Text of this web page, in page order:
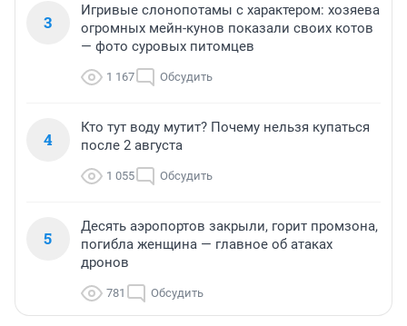
3
Игривые слонопотамы с характером: хозяева
огромных мейн-кунов показали своих котов
— фото суровых питомцев
1 167 Обсудить
4
Кто тут воду мутит? Почему нельзя купаться
после 2 августа
1 055 Обсудить
5
Десять аэропортов закрыли, горит промзона,
погибла женщина — главное об атаках
дронов
781 Обсудить